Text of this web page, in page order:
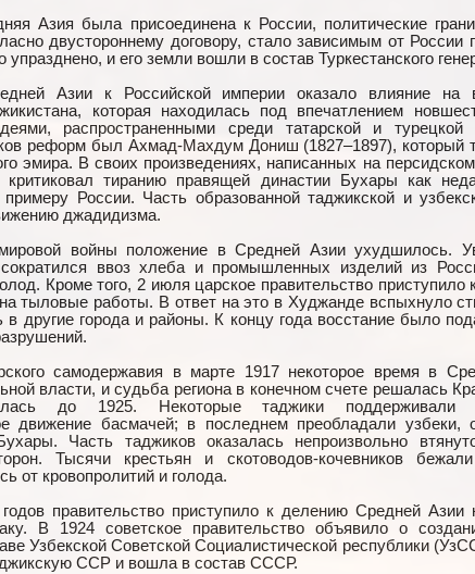
Азия была присоединена к России, политические
двустороннему договору, стало зависимым от России
и его земли вошли в состав Туркестанского
Азии к Российской империи оказало влияние на
которая находилась под впечатлением
распространенными среди татарской и
реформ был Ахмад-Махдум Дониш (1827–1897), который
эмира. В своих произведениях, написанных на
критиковал тиранию правящей династии Бухары как
примеру России. Часть образованной таджикской и
джадидизма.
войны положение в Средней Азии ухудшилось.
сократился ввоз хлеба и промышленных изделий из
Кроме того, 2 июля царское правительство
тыловые работы. В ответ на это в Худжанде вспыхнуло
в другие города и районы. К концу года восстание было
самодержавия в марте 1917 некоторое время в
власти, и судьба региона в конечном счете решалась
до 1925. Некоторые таджики поддерживали
движение басмачей; в последнем преобладали узбеки,
Часть таджиков оказалась непроизвольно
Тысячи крестьян и скотоводов-кочевников
от кровопролитий и голода.
правительство приступило к делению Средней Азии
В 1924 советское правительство объявило о
Узбекской Советской Социалистической республики
ССР и вошла в состав СССР.